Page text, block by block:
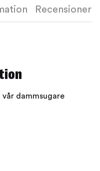
Recensioner
dammsugare